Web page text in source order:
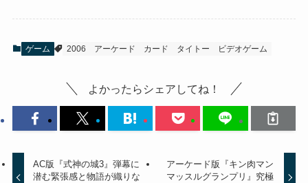
ゲーム 2006 アーケード カード タイトー ビデオゲーム
よかったらシェアしてね！
AC版『式神の城3』弾幕に
潜む緊張感と物語が織りな
アーケード版『キン肉マン
マッスルグランプリ』究極